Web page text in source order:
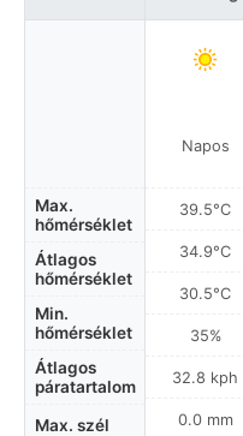
Max.
hőmérséklet
Átlagos
hőmérséklet
Min.
hőmérséklet
Átlagos
páratartalom
Max. szél
Napos
39.5°C
34.9°C
30.5°C
35%
32.8 kph
0.0 mm